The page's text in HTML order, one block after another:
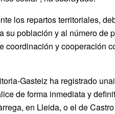
los repartos territoriales,
su población y al número de
coordinación y cooperación
Gasteiz ha registrado
de forma inmediata y
en Lleida, o el de